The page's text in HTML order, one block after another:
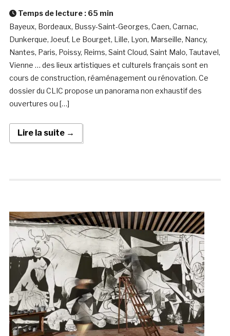
Temps de lecture : 65 min
Bayeux, Bordeaux, Bussy-Saint-Georges, Caen, Carnac,
Dunkerque, Joeuf, Le Bourget, Lille, Lyon, Marseille, Nancy,
Nantes, Paris, Poissy, Reims, Saint Cloud, Saint Malo, Tautavel,
Vienne … des lieux artistiques et culturels français sont en
cours de construction, réaménagement ou rénovation. Ce
dossier du CLIC propose un panorama non exhaustif des
ouvertures ou […]
Lire la suite →